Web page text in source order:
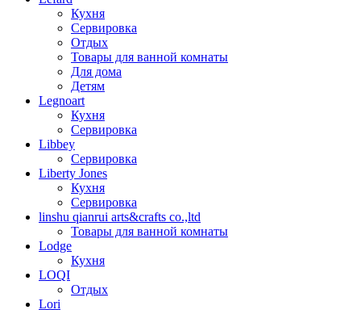
Кухня
Сервировка
Отдых
Товары для ванной комнаты
Для дома
Детям
Legnoart
Кухня
Сервировка
Libbey
Сервировка
Liberty Jones
Кухня
Сервировка
linshu qianrui arts&crafts co.,ltd
Товары для ванной комнаты
Lodge
Кухня
LOQI
Отдых
Lori